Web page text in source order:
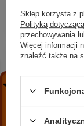
MCI 4-6
1 270,69
3,5 SDM
kablem
735,87 zł
Środek
Sklep korzysta z
Polityką
przechowywania
Więcej informacji
znaleźć także na